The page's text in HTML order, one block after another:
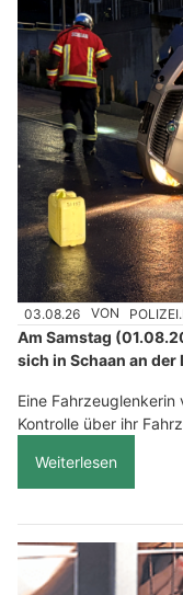
03.08.26 VON
Am Samstag
sich in Schaan an der
Eine Fahrzeuglenkerin
Kontrolle über ihr
Weiterlesen